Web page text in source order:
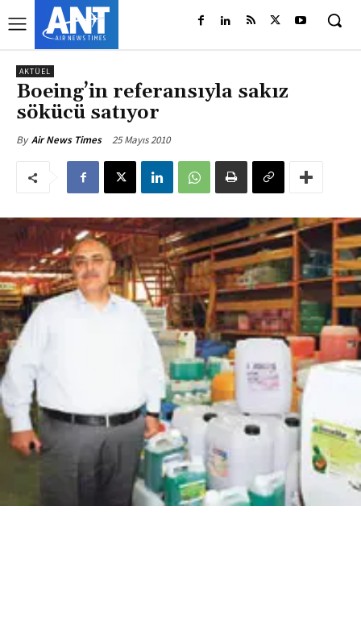
AKTÜEL
Boeing’in referansıyla sakız
sökücü satıyor
By Air News Times 25 Mayıs 2010